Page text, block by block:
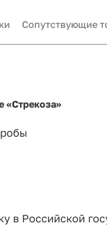
Сопутствующие
«Стрекоза»
в Российской